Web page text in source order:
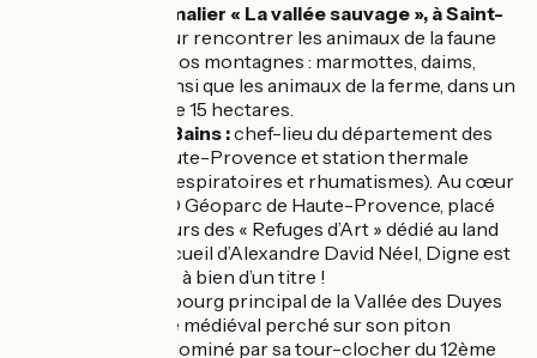
Le parc animalier « La vallée sauvage », à Saint-
pour rencontrer les animaux de la faune
sauvage de nos montagnes : marmottes, daims,
mouflons, ainsi que les animaux de la ferme, dans un
parc boisé de 15 hectares.
Digne-les-Bains :chef-lieu du département des
Alpes de Haute-Provence et station thermale
(affections respiratoires et rhumatismes). Au cœur
de l’UNESCO Géoparc de Haute-Provence, placé
sur le parcours des « Refuges d’Art » dédié au land
art, ville d’accueil d’Alexandre David Néel, Digne est
surprenante à bien d’un titre !
le bourg principal de la Vallée des Duyes
est un village médiéval perché sur son piton
rocheux et dominé par sa tour-clocher du 12ème